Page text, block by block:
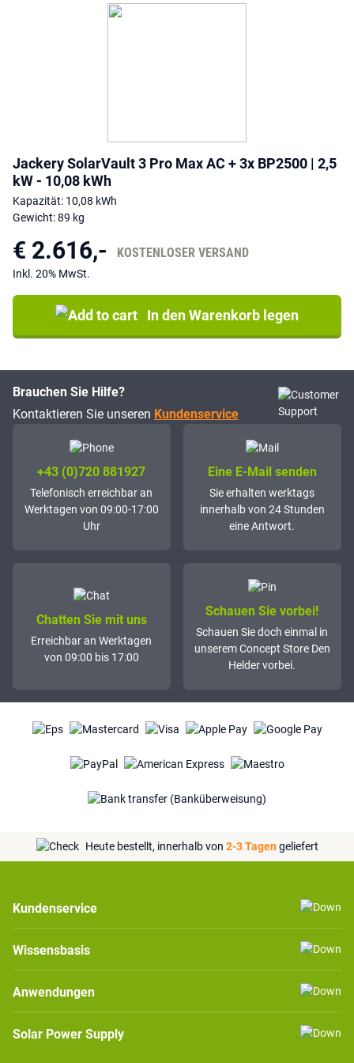
Jackery SolarVault 3 Pro Max AC + 3x BP2500 | 2,5
kW - 10,08 kWh
Kapazität: 10,08 kWh
Gewicht: 89 kg
€ 2.616,- KOSTENLOSER VERSAND
Inkl. 20% MwSt.
In den Warenkorb legen
Brauchen Sie Hilfe?
Kontaktieren Sie unseren Kundenservice
+43 (0)72­0 881927
Telefonisch erreichbar an
Werktagen von 09:00-17:00
Uhr
Eine E-Mail senden
Sie erhalten werktags
innerhalb von 24 Stunden
eine Antwort.
Chatten Sie mit uns
Erreichbar an Werktagen
von 09:00 bis 17:00
Schauen Sie vorbei!
Schauen Sie doch einmal in
unserem Concept Store Den
Helder vorbei.
Heute bestellt, innerhalb von 2-3 Tagengeliefert
Kundenservice
Wissensbasis
Anwendungen
Solar Power Supply